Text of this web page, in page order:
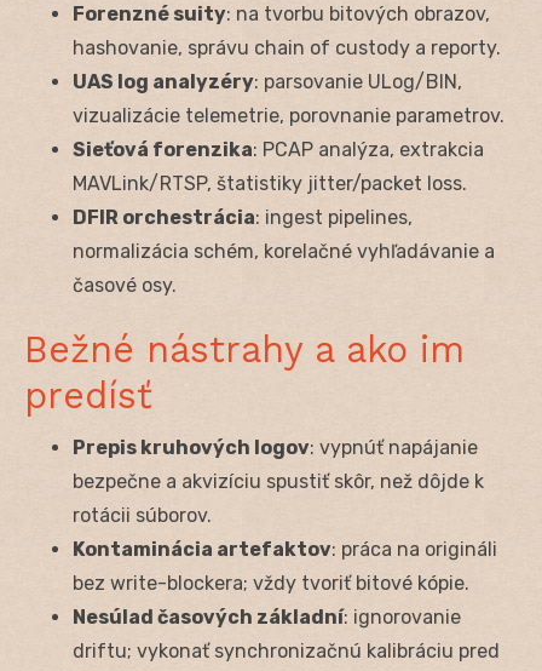
Forenzné suity: na tvorbu bitových obrazov,
hashovanie, správu chain of custody a reporty.
UAS log analyzéry: parsovanie ULog/BIN,
vizualizácie telemetrie, porovnanie parametrov.
Sieťová forenzika: PCAP analýza, extrakcia
MAVLink/RTSP, štatistiky jitter/packet loss.
DFIR orchestrácia: ingest pipelines,
normalizácia schém, korelačné vyhľadávanie a
časové osy.
Bežné nástrahy a ako im
predísť
Prepis kruhových logov: vypnúť napájanie
bezpečne a akvizíciu spustiť skôr, než dôjde k
rotácii súborov.
Kontaminácia artefaktov: práca na origináli
bez write-blockera; vždy tvoriť bitové kópie.
Nesúlad časových základní: ignorovanie
driftu; vykonať synchronizačnú kalibráciu pred